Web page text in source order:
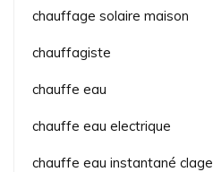
chauffage solaire maison
chauffagiste
chauffe eau
chauffe eau electrique
chauffe eau instantané clage